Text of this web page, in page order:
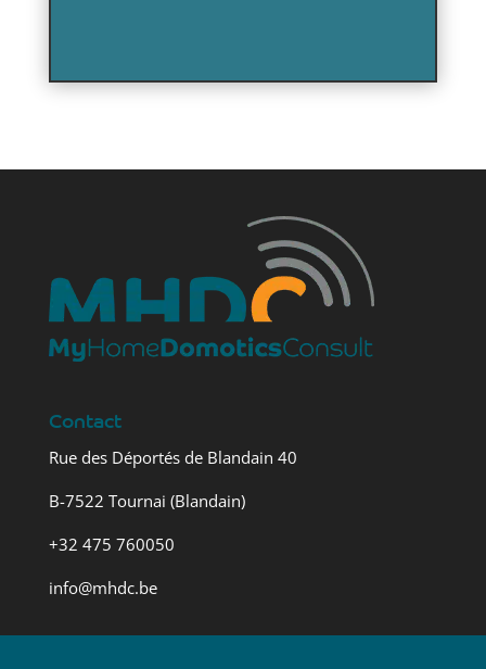
Contact
Rue des Déportés de Blandain 40
B-7522 Tournai (Blandain)
+32 475 760050
info@mhdc.be